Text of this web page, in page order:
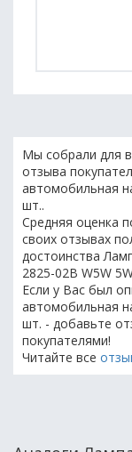
Мы собрали для
отзыва
автомобильная
шт..
Средняя оценка
своих отзывах
достоинства
2825-02B W5W
Если у Вас был
автомобильная
шт. - добавьте
покупателями!
Читайте все